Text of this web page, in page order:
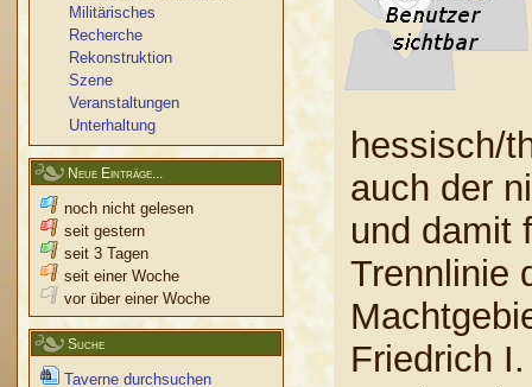
Militärisches
Recherche
Rekonstruktion
Szene
Veranstaltungen
Unterhaltung
Neue Einträge...
noch nicht gelesen
seit gestern
seit 3 Tagen
seit einer Woche
vor über einer Woche
Suche
Taverne durchsuchen
hessisch/
auch der
und damit
Trennlinie
Friedrich